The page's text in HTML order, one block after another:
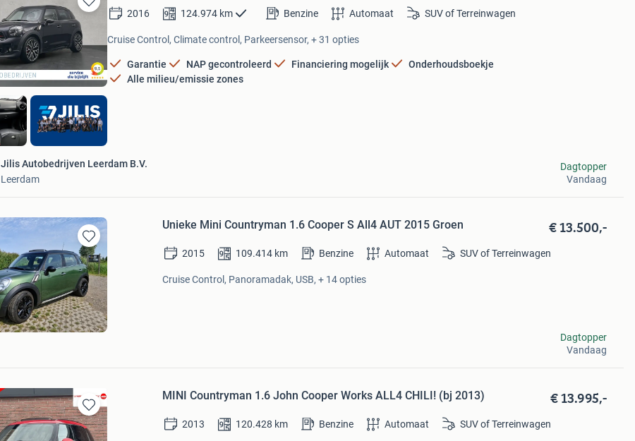
Bewaren
in
Mijn
Favorieten
2016 124.974 km Benzine Automaat SUV of Terreinwagen
Cruise Control, Climate control, Parkeersensor, + 31 opties
Garantie NAP gecontroleerd Financiering mogelijk
Onderhoudsboekje
Alle milieu/emissie zones
Jilis Autobedrijven Leerdam B.V.
Leerdam
Dagtopper
Vandaag
Bewaren
in
Mijn
Favorieten
Unieke Mini Countryman 1.6 Cooper S All4 AUT 2015 Groen € 13.500,-
2015 109.414 km Benzine Automaat SUV of Terreinwagen
Cruise Control, Panoramadak, USB, + 14 opties
Dagtopper
Vandaag
Bewaren
in
MINI Countryman 1.6 John Cooper Works ALL4 CHILI! (bj 2013) € 13.995,-
2013 120.428 km Benzine Automaat SUV of Terreinwagen